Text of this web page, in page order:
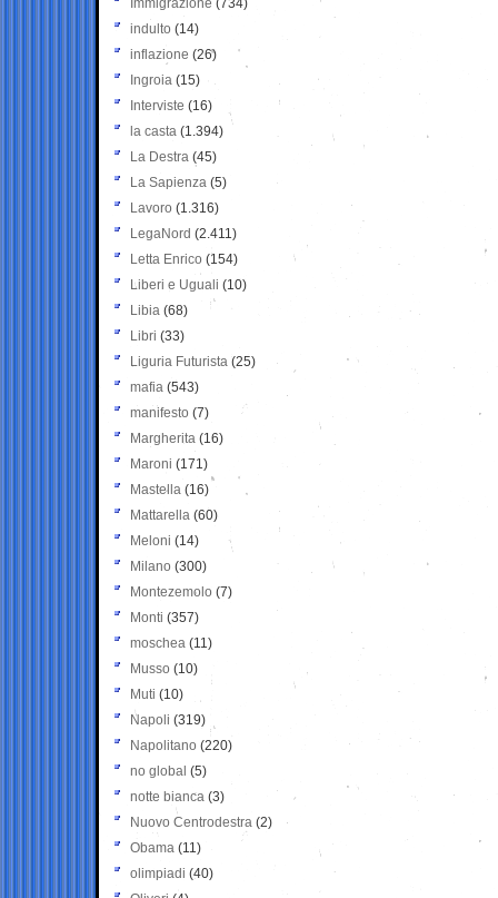
Immigrazione (734)
indulto (14)
inflazione (26)
Ingroia (15)
Interviste (16)
la casta (1.394)
La Destra (45)
La Sapienza (5)
Lavoro (1.316)
LegaNord (2.411)
Letta Enrico (154)
Liberi e Uguali (10)
Libia (68)
Libri (33)
Liguria Futurista (25)
mafia (543)
manifesto (7)
Margherita (16)
Maroni (171)
Mastella (16)
Mattarella (60)
Meloni (14)
Milano (300)
Montezemolo (7)
Monti (357)
moschea (11)
Musso (10)
Muti (10)
Napoli (319)
Napolitano (220)
no global (5)
notte bianca (3)
Nuovo Centrodestra (2)
Obama (11)
olimpiadi (40)